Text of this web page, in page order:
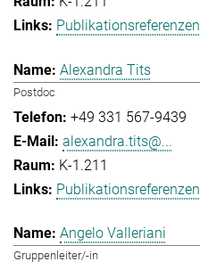
Publikationsreferenzen
Alexandra Tits
Postdoc
+49 331 567-9439
alexandra.tits@...
K-1.211
Publikationsreferenzen
Angelo Valleriani
Gruppenleiter/-in